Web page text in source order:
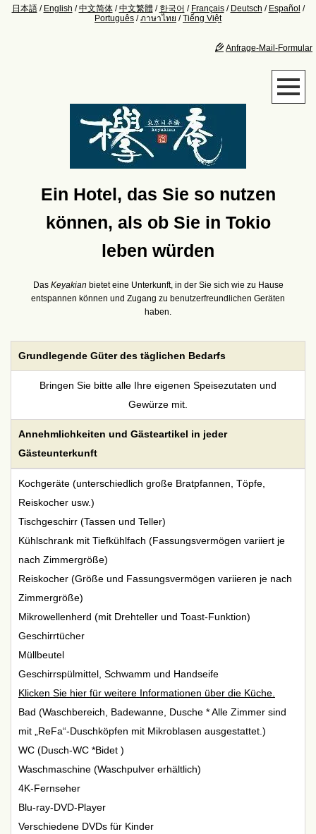
日本語/ English /中文简体/中文繁體 / 한국어 / Français/ Deutsch / Español /
Português /ภาษาไทย /Tiếng Việt
Anfrage-Mail-Formular
Ein Hotel, das Sie so nutzen
können, als ob Sie in Tokio
leben würden
Das Keyakian bietet eine Unterkunft, in der Sie sich wie zu Hause
entspannen können und Zugang zu benutzerfreundlichen Geräten
haben.
Grundlegende Güter des täglichen Bedarfs
Bringen Sie bitte alle Ihre eigenen Speisezutaten und
Gewürze mit.
Annehmlichkeiten und Gästeartikel in jeder
Gästeunterkunft
Kochgeräte (unterschiedlich große Bratpfannen, Töpfe,
Reiskocher usw.)
Tischgeschirr (Tassen und Teller)
Kühlschrank mit Tiefkühlfach (Fassungsvermögen variiert je
nach Zimmergröße)
Reiskocher (Größe und Fassungsvermögen variieren je nach
Zimmergröße)
Mikrowellenherd (mit Drehteller und Toast-Funktion)
Geschirrtücher
Müllbeutel
Geschirrspülmittel, Schwamm und Handseife
Klicken Sie hier für weitere Informationen über die Küche.
Bad (Waschbereich, Badewanne, Dusche * Alle Zimmer sind
mit „ReFa“-Duschköpfen mit Mikroblasen ausgestattet.)
WC (Dusch-WC *Bidet )
Waschmaschine (Waschpulver erhältlich)
4K-Fernseher
Blu-ray-DVD-Player
Verschiedene DVDs für Kinder